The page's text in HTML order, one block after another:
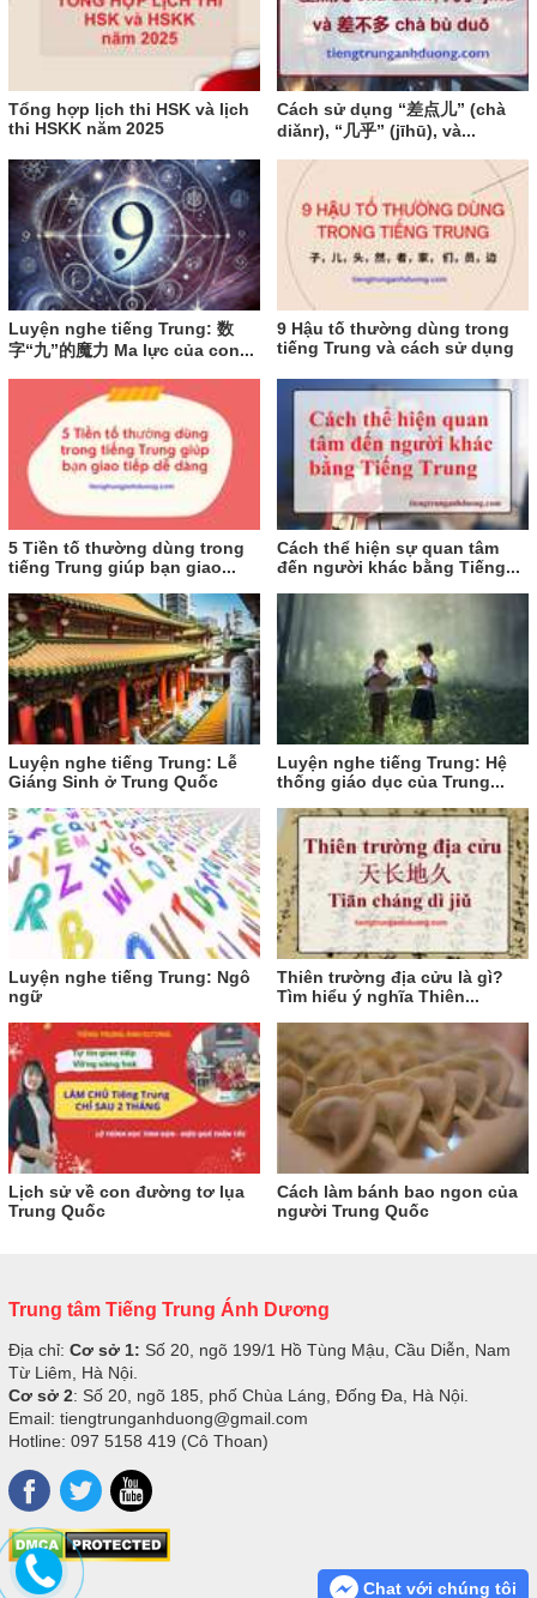
Tổng hợp lịch thi HSK và lịch
thi HSKK năm 2025
Cách sử dụng “差点儿” (chà
diǎnr), “几乎” (jīhū), và...
Luyện nghe tiếng Trung: 数
字“九”的魔力 Ma lực của con...
9 Hậu tố thường dùng trong
tiếng Trung và cách sử dụng
5 Tiền tố thường dùng trong
tiếng Trung giúp bạn giao...
Cách thể hiện sự quan tâm
đến người khác bằng Tiếng...
Luyện nghe tiếng Trung: Lễ
Giáng Sinh ở Trung Quốc
Luyện nghe tiếng Trung: Hệ
thống giáo dục của Trung...
Luyện nghe tiếng Trung: Ngô
ngữ
Thiên trường địa cửu là gì?
Tìm hiểu ý nghĩa Thiên...
Lịch sử về con đường tơ lụa
Trung Quốc
Cách làm bánh bao ngon của
người Trung Quốc
Trung tâm Tiếng Trung Ánh Dương
Địa chỉ: Cơ sở 1: Số 20, ngõ 199/1 Hồ Tùng Mậu, Cầu Diễn, Nam
Từ Liêm, Hà Nội.
Cơ sở 2: Số 20, ngõ 185, phố Chùa Láng, Đống Đa, Hà Nội.
Email: tiengtrunganhduong@gmail.com
Hotline: 097 5158 419 (Cô Thoan)
Chat với chúng tôi